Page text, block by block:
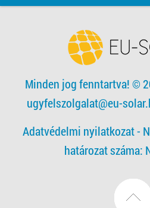
Minden jog fenntartva! ©
ugyfelszolgalat@eu-
Adatvédelmi nyilatkozat -
határozat száma: